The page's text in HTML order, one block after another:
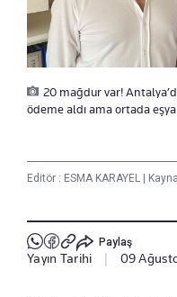
20 mağdur var!
ödeme aldı ama ortada
Editör : ESMA KARAYEL |
Paylaş
Yayın Tarihi 09